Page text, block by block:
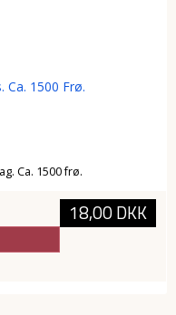
Ca. 1500 Frø.
Ca. 1500 frø.
18,00 DKK